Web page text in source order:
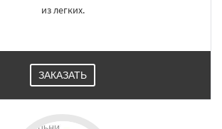
из легких.
ЗАКАЗАТЬ